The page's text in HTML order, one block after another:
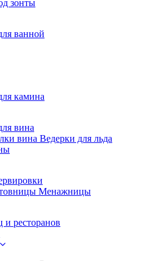
зонты
ванной
камина
вина
вина Ведерки для льда
Менажницы
и ресторанов